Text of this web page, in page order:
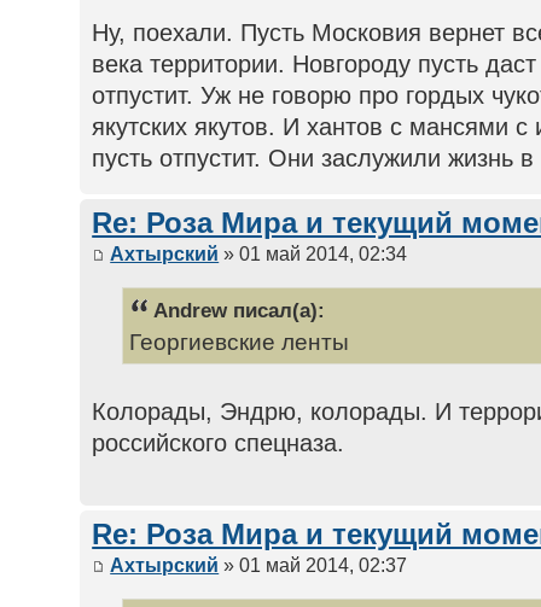
Ну, поехали. Пусть Московия вернет
века территории. Новгороду пусть
отпустит. Уж не говорю про гордых
якутских якутов. И хантов с мансями
пусть отпустит. Они заслужили жизнь в
Re: Роза Мира и текущий
Ахтырский » 01 май 2014, 02:34
Andrew писал(а):
Георгиевские ленты
Колорады, Эндрю, колорады. И
российского спецназа.
Re: Роза Мира и текущий
Ахтырский » 01 май 2014, 02:37